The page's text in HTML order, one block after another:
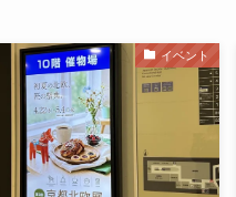
イベント